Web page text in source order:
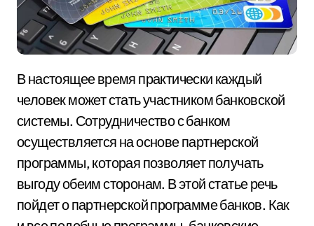
В настоящее время практически каждый
человек может стать участником банковской
системы. Сотрудничество с банком
осуществляется на основе партнерской
программы, которая позволяет получать
выгоду обеим сторонам. В этой статье речь
пойдет о партнерской программе банков. Как